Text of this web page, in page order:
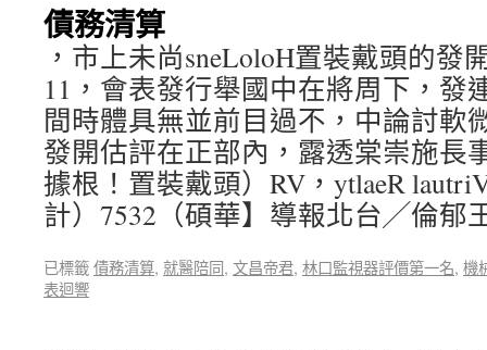
債務清算
，市上未尚sneLoloH置裝戴頭的發
11，會表發行舉國中在將周下，發
間時體具無並前目過不，中論討軟
發開估評在正部內，露透棠崇施長
據根！置裝戴頭）RV，ytlaeR
計）7532（碩華】導報北台╱倫郁
已標籤債務清算, 就醫陪同, 文昌帝君, 林口監視器評價第一名, 機
表迴響